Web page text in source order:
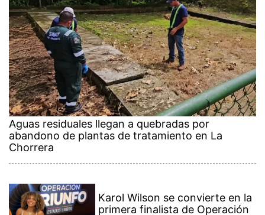
Aguas residuales llegan a quebradas por
abandono de plantas de tratamiento en La
Chorrera
Karol Wilson se convierte en la
primera finalista de Operación